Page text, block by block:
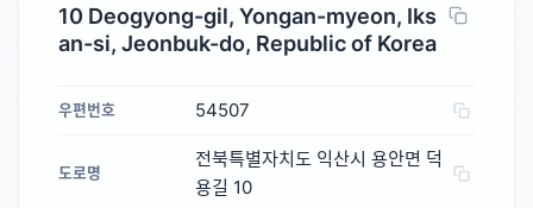
10 Deogyong-gil, Yongan-myeon, Iks
an-si, Jeonbuk-do, Republic of Korea
우편번호 54507
도로명
전북특별자치도 익산시 용안면 덕
용길 10